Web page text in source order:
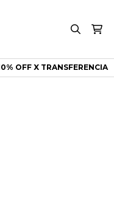
OFF X TRANSFERENCIA